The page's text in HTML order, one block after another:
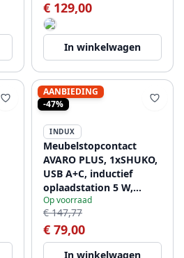
€ 129,00
In winkelwagen
AANBIEDING
-47%
INDUX
Meubelstopcontact
AVARO PLUS, 1xSHUKO,
USB A+C, inductief
oplaadstation 5 W,
kabel 1,5 m, zwart
Op voorraad
€ 147,77
€ 79,00
In winkelwagen